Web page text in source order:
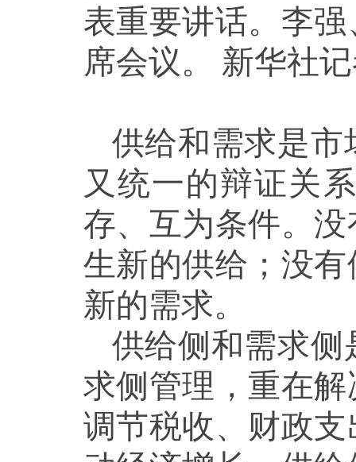
表重要讲话。李
席会议。 新华社
供给和需求是
又统一的辩证关
存、互为条件。
生新的供给；没
新的需求。
供给侧和需求
求侧管理，重在
调节税收、财政